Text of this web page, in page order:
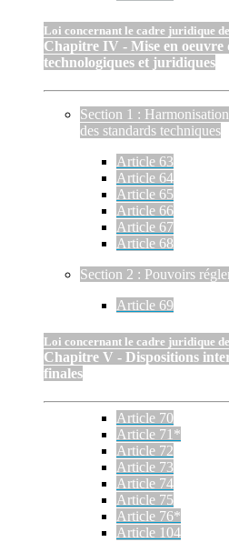
Loi concernant le cadre juridique
Chapitre IV - Mise en oeuvre
technologiques et juridiques
Section 1 :
des standards techniques
Article 63
Article 64
Article 65
Article 66
Article 67
Article 68
Section 2 : Pouvoirs
Article 69
Loi concernant le cadre juridique
Chapitre V - Dispositions
finales
Article 70
Article 71*
Article 72
Article 73
Article 74
Article 75
Article 76*
Article 104